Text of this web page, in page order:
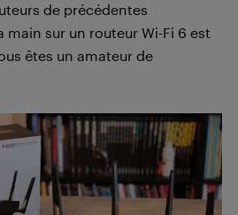
de précédentes
sur un routeur Wi-Fi 6 est
êtes un amateur de